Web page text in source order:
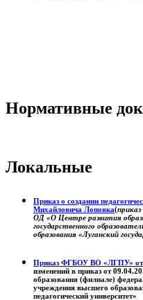
Нормативные
Локальные
Приказ о создании
Михайловича Лоповка(
ОД «О Центре развития
государственного
образования «Луганский
Приказ ФГБОУ ВО «ЛГПУ» от
изменений в приказ от
образования (филиале)
учреждения высшего
педагогический университет»